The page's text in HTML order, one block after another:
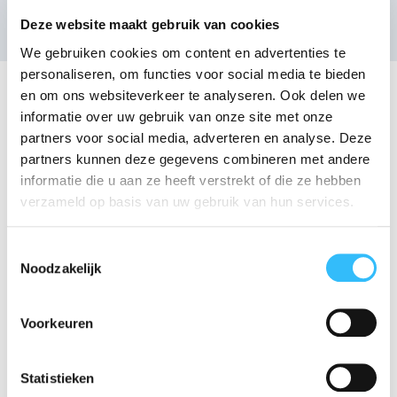
Deze website maakt gebruik van cookies
We gebruiken cookies om content en advertenties te
personaliseren, om functies voor social media te bieden
en om ons websiteverkeer te analyseren. Ook delen we
informatie over uw gebruik van onze site met onze
partners voor social media, adverteren en analyse. Deze
partners kunnen deze gegevens combineren met andere
informatie die u aan ze heeft verstrekt of die ze hebben
verzameld op basis van uw gebruik van hun services.
Noodzakelijk
Voorkeuren
Statistieken
Het meubelpaspoort is een essentieel